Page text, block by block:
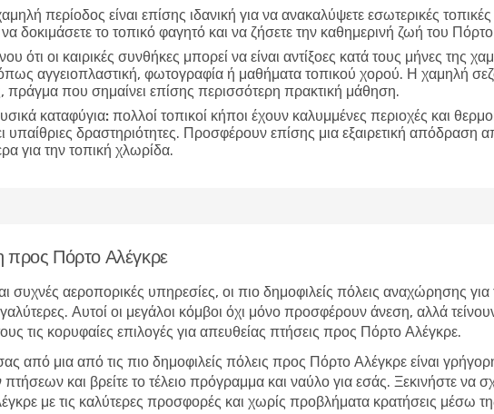
περίοδος είναι επίσης ιδανική για να ανακαλύψετε εσωτερικές
δοκιμάσετε το τοπικό φαγητό και να ζήσετε την καθημερινή ζωή του
ότι οι καιρικές συνθήκες μπορεί να είναι αντίξοες κατά τους μήνες της
αγγειοπλαστική, φωτογραφία ή μαθήματα τοπικού χορού. Η χαμηλή
πράγμα που σημαίνει επίσης περισσότερη πρακτική μάθηση.
καταφύγια: πολλοί τοπικοί κήποι έχουν καλυμμένες περιοχές και
υπαίθριες δραστηριότητες. Προσφέρουν επίσης μια εξαιρετική απόδραση
για την τοπική χλωρίδα.
προς Πόρτο Αλέγκρε
αεροπορικές υπηρεσίες, οι πιο δημοφιλείς πόλεις αναχώρησης για
Αυτοί οι μεγάλοι κόμβοι όχι μόνο προσφέρουν άνεση, αλλά
τις κορυφαίες επιλογές για απευθείας πτήσεις προς Πόρτο Αλέγκρε.
από μια από τις πιο δημοφιλείς πόλεις προς Πόρτο Αλέγκρε είναι
και βρείτε το τέλειο πρόγραμμα και ναύλο για εσάς. Ξεκινήστε να
με τις καλύτερες προσφορές και χωρίς προβλήματα κρατήσεις μέσω